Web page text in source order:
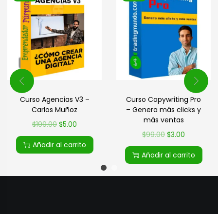
Curso Agencias V3 –
Carlos Muñoz
$199.00 $5.00
Añadir al carrito
Curso Copywriting Pro
– Genera más clicks y
más ventas
$99.00 $3.00
Añadir al carrito